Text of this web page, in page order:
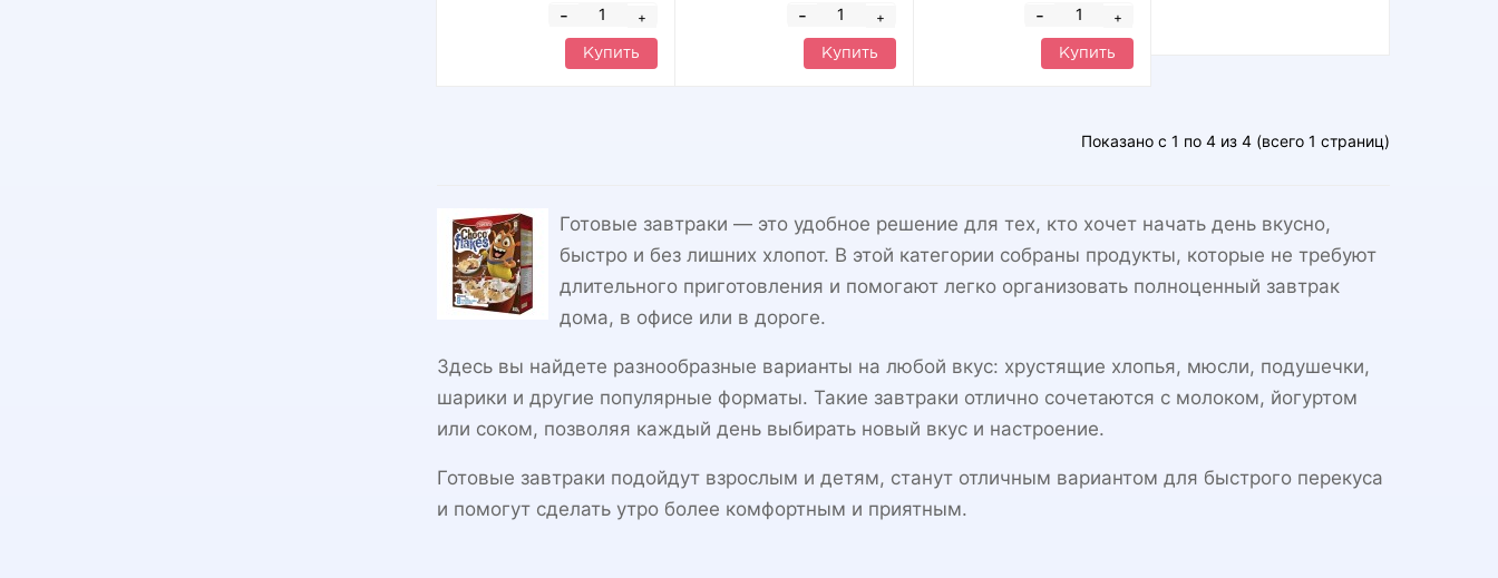
+
-
Купить
+
-
Купить
+
-
Купить
Показано с 1 по 4 из 4 (всего 1 страниц)
Готовые завтраки — это удобное решение для тех, кто хочет начать день вкусно,
быстро и без лишних хлопот. В этой категории собраны продукты, которые не требуют
длительного приготовления и помогают легко организовать полноценный завтрак
дома, в офисе или в дороге.
Здесь вы найдете разнообразные варианты на любой вкус: хрустящие хлопья, мюсли, подушечки,
шарики и другие популярные форматы. Такие завтраки отлично сочетаются с молоком, йогуртом
или соком, позволяя каждый день выбирать новый вкус и настроение.
Готовые завтраки подойдут взрослым и детям, станут отличным вариантом для быстрого перекуса
и помогут сделать утро более комфортным и приятным.